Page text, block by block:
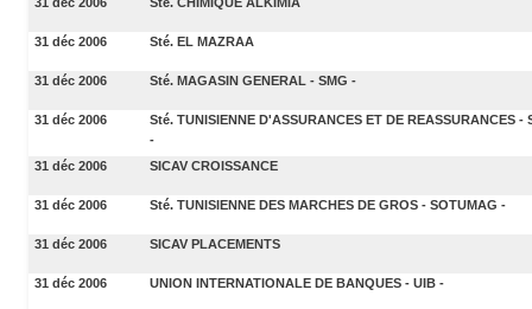
31 déc 2006 Sté. EL MAZRAA
31 déc 2006 Sté. MAGASIN GENERAL - SMG -
31 déc 2006
Sté. TUNISIENNE D'ASSURANCES ET DE REASSURANCES -
-
31 déc 2006
SICAV CROISSANCE
31 déc 2006 Sté. TUNISIENNE DES MARCHES DE GROS - SOTUMAG -
31 déc 2006 SICAV PLACEMENTS
31 déc 2006 UNION INTERNATIONALE DE BANQUES - UIB -